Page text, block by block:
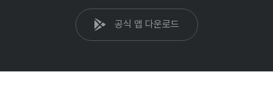
공식 앱 다운로드